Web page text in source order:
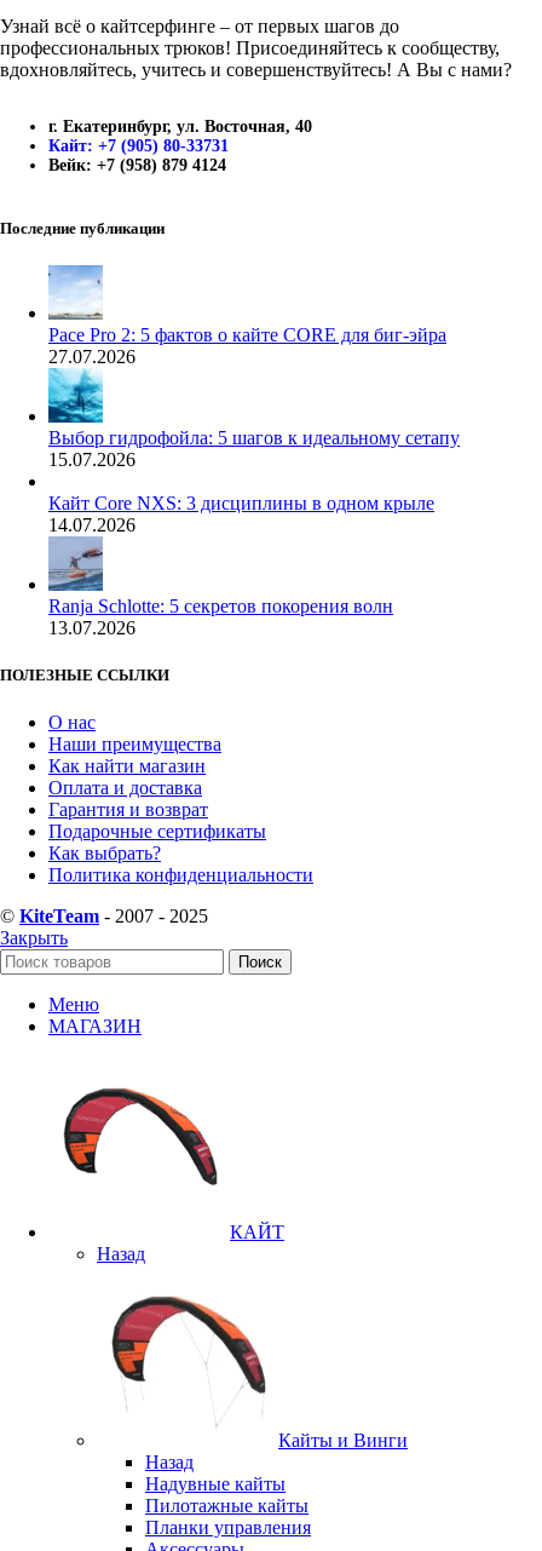
Узнай всё о кайтсерфинге – от первых шагов до
профессиональных трюков! Присоединяйтесь к сообществу,
вдохновляйтесь, учитесь и совершенствуйтесь! А Вы с нами?
г. Екатеринбург, ул. Восточная, 40
Кайт: +7 (905) 80-33731
Вейк: +7 (958) 879 4124
Последние публикации
Pace Pro 2: 5 фактов о кайте CORE для биг-эйра
27.07.2026
Выбор гидрофойла: 5 шагов к идеальному сетапу
15.07.2026
Кайт Core NXS: 3 дисциплины в одном крыле
14.07.2026
Ranja Schlotte: 5 секретов покорения волн
13.07.2026
ПОЛЕЗНЫЕ ССЫЛКИ
О нас
Наши преимущества
Как найти магазин
Оплата и доставка
Гарантия и возврат
Подарочные сертификаты
Как выбрать?
Политика конфиденциальности
© KiteTeam - 2007 - 2025
Закрыть
Поиск
Меню
МАГАЗИН
КАЙТ
Назад
Кайты и Винги
Назад
Надувные кайты
Пилотажные кайты
Планки управления